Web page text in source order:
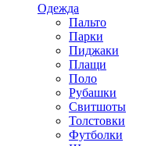
Одежда
Пальто
Парки
Пиджаки
Плащи
Поло
Рубашки
Свитшоты
Толстовки
Футболки